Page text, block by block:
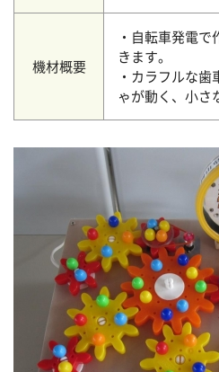
機材概要
・自転車発電
きます。
・カラフルな
ゃが動く、小